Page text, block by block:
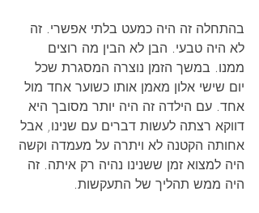
בהתחלה זה היה כמעט בלתי אפשרי. זה
לא היה טבעי. הבן לא הבין מה רוצים
ממנו. במשך הזמן נוצרה המסגרת שכל
יום שישי אלון מאמן אותו כשוער אחד מול
אחד. עם הילדה זה היה יותר מסובך היא
דווקא רצתה לעשות דברים עם שנינו, אבל
אחותה הקטנה לא ויתרה על מעמדה וקשה
היה למצוא זמן ששנינו נהיה רק איתה. זה
היה ממש תהליך של התעקשות.